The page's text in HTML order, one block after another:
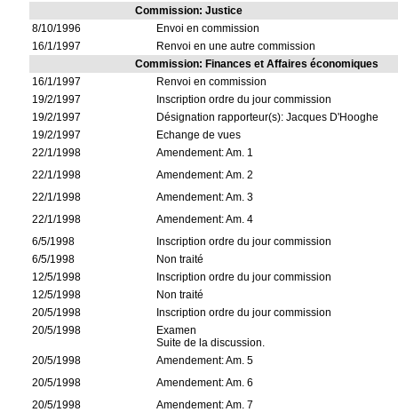
Commission: Justice
8/10/1996
Envoi en commission
16/1/1997
Renvoi en une autre commission
Commission: Finances et Affaires économiques
16/1/1997
Renvoi en commission
19/2/1997
Inscription ordre du jour commission
19/2/1997
Désignation rapporteur(s): Jacques D'Hooghe
19/2/1997
Echange de vues
22/1/1998
Amendement: Am. 1
22/1/1998
Amendement: Am. 2
22/1/1998
Amendement: Am. 3
22/1/1998
Amendement: Am. 4
6/5/1998
Inscription ordre du jour commission
6/5/1998
Non traité
12/5/1998
Inscription ordre du jour commission
12/5/1998
Non traité
20/5/1998
Inscription ordre du jour commission
20/5/1998
Examen
Suite de la discussion.
20/5/1998
Amendement: Am. 5
20/5/1998
Amendement: Am. 6
20/5/1998
Amendement: Am. 7